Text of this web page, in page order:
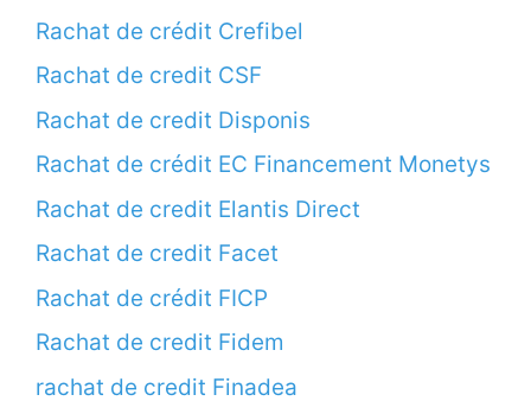
Rachat de crédit Crefibel
Rachat de credit CSF
Rachat de credit Disponis
Rachat de crédit EC Financement Monetys
Rachat de credit Elantis Direct
Rachat de credit Facet
Rachat de crédit FICP
Rachat de credit Fidem
rachat de credit Finadea